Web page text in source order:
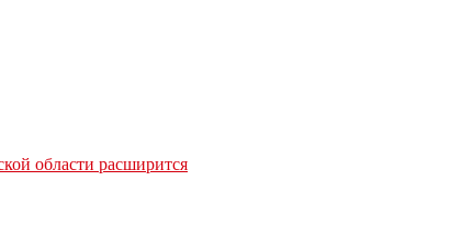
области расширится